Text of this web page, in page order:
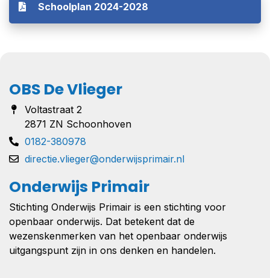
Schoolplan 2024-2028
OBS De Vlieger
Voltastraat 2
2871 ZN Schoonhoven
0182-380978
directie.vlieger@onderwijsprimair.nl
Onderwijs Primair
Stichting Onderwijs Primair is een stichting voor
openbaar onderwijs. Dat betekent dat de
wezenskenmerken van het openbaar onderwijs
uitgangspunt zijn in ons denken en handelen.